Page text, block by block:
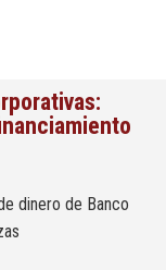
dinero de Banco